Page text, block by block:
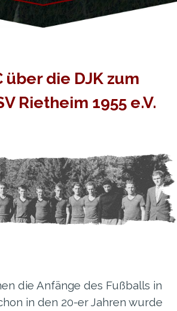
über die DJK zum
Rietheim 1955 e.V.
die Anfänge des Fußballs in
in den 20-er Jahren wurde